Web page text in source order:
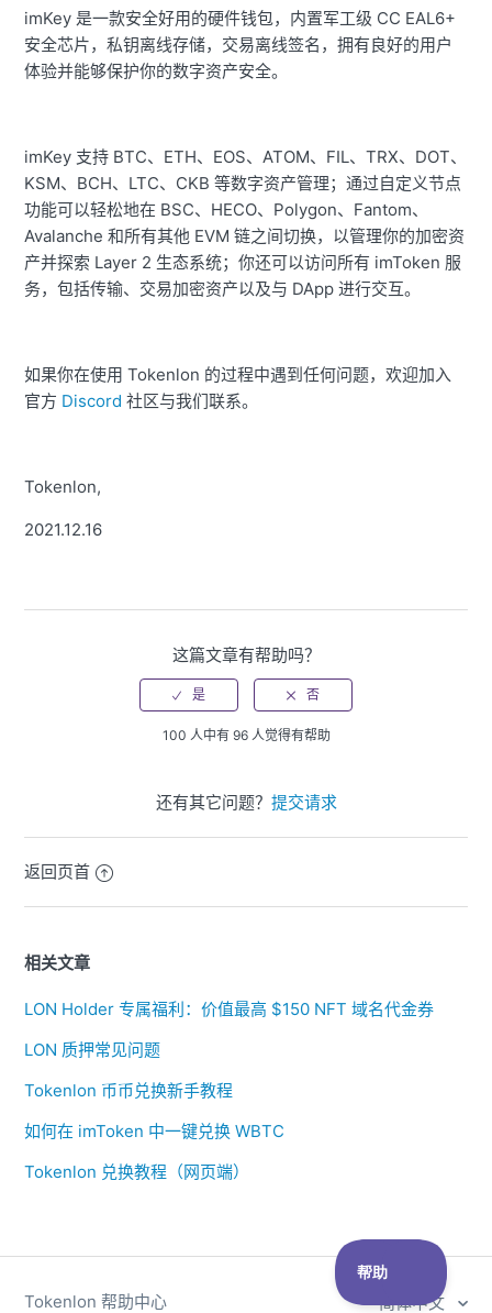
imKey 是一款安全好用的硬件钱包，内置军工级 CC EAL6+
安全芯片，私钥离线存储，交易离线签名，拥有良好的用户
体验并能够保护你的数字资产安全。
imKey 支持 BTC、ETH、EOS、ATOM、FIL、TRX、DOT、
KSM、BCH、LTC、CKB 等数字资产管理；通过自定义节点
功能可以轻松地在 BSC、HECO、Polygon、Fantom、
Avalanche 和所有其他 EVM 链之间切换，以管理你的加密资
产并探索 Layer 2 生态系统；你还可以访问所有 imToken 服
务，包括传输、交易加密资产以及与 DApp 进行交互。
如果你在使用 Tokenlon 的过程中遇到任何问题，欢迎加入
官方 Discord 社区与我们联系。
Tokenlon,
2021.12.16
这篇文章有帮助吗？
100 人中有 96 人觉得有帮助
还有其它问题？ 提交请求
返回页首
相关文章
LON Holder 专属福利：价值最高 $150 NFT 域名代金券
LON 质押常见问题
Tokenlon 币币兑换新手教程
如何在 imToken 中一键兑换 WBTC
Tokenlon 兑换教程（网页端）
Tokenlon 帮助中心 简体中文